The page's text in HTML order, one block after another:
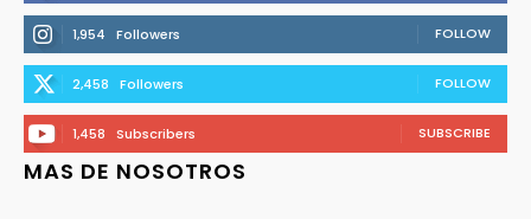
1,954 Followers FOLLOW
2,458 Followers FOLLOW
1,458 Subscribers SUBSCRIBE
MAS DE NOSOTROS